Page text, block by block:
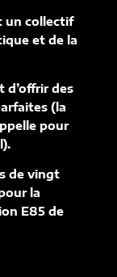
un collectif
et de la
d’offrir des
(la
pour
de vingt
la
E85 de